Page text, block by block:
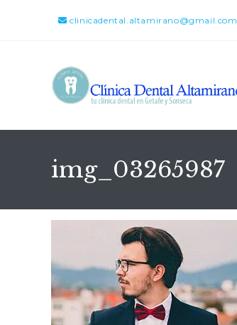
clinicadental.altamirano@gmail.com
img_03265987